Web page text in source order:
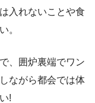
入れないことや食
。
、囲炉裏端でワン
ながら都会では体
!